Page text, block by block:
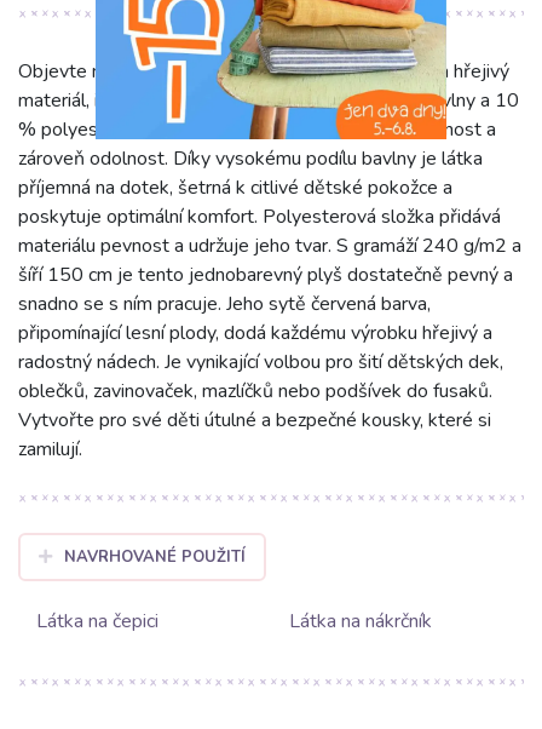
Objevte náš Kojenecký plyš berry – úžasně hebký a hřejivý
materiál, ideální pro ty nejmenší. Složení z 90 % bavlny a 10
% polyesteru zaručuje jedinečnou měkkost, prodyšnost a
zároveň odolnost. Díky vysokému podílu bavlny je látka
příjemná na dotek, šetrná k citlivé dětské pokožce a
poskytuje optimální komfort. Polyesterová složka přidává
materiálu pevnost a udržuje jeho tvar. S gramáží 240 g/m2 a
šíří 150 cm je tento jednobarevný plyš dostatečně pevný a
snadno se s ním pracuje. Jeho sytě červená barva,
připomínající lesní plody, dodá každému výrobku hřejivý a
radostný nádech. Je vynikající volbou pro šití dětských dek,
oblečků, zavinovaček, mazlíčků nebo podšívek do fusaků.
Vytvořte pro své děti útulné a bezpečné kousky, které si
zamilují.
NAVRHOVANÉ POUŽITÍ
Látka na čepici Látka na nákrčník